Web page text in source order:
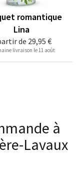
de 29,95 €
romantique
Lina
livraison le 11 août
à
Lavaux